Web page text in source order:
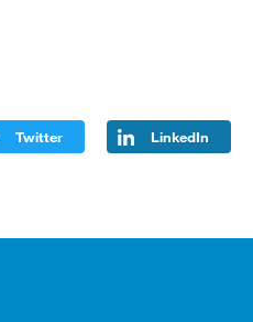
Twitter LinkedIn